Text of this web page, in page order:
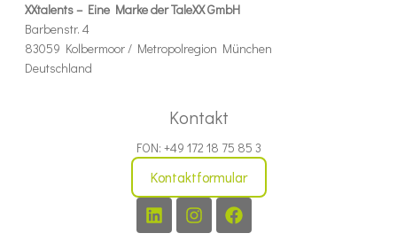
XXtalents – Eine Marke der TaleXX GmbH
Barbenstr. 4
83059 Kolbermoor / Metropolregion München
Deutschland
Kontakt
FON: +49 172 18 75 85 3
Kontaktformular